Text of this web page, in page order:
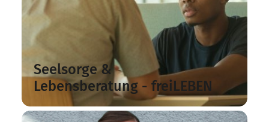
Seelsorge &
Lebensberatung - freiLEBEN